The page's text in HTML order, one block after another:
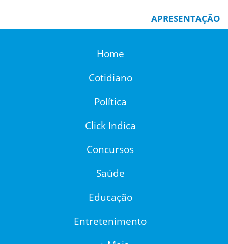
APRESENTAÇÃO
Home
Cotidiano
Política
Click Indica
Concursos
Saúde
Educação
Entretenimento